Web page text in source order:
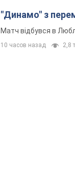
"Динамо" з
Матч відбувся в
10 часов назад 2,8